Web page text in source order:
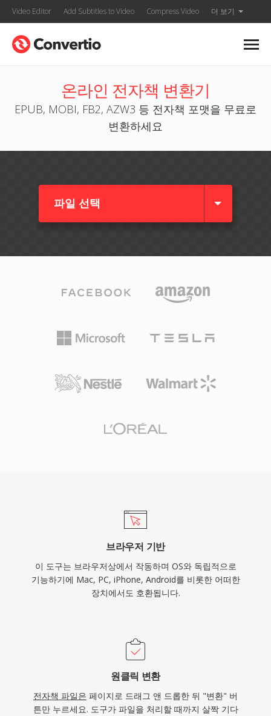
Video Editor Add Subtitles to Video Compress Video 더 보기
온라인 전자책 변환기
EPUB, MOBI, FB2, AZW3 등 전자책 포맷을 무료로
변환하세요
파일 선택
브라우저 기반
이 도구는 브라우저상에서 작동하며 OS와 독립적으로
기능하기에 Mac, PC, iPhone, Android를 비롯한 어떠한
장치에서도 호환됩니다.
원클릭 변환
전자책 파일은 페이지로 드래그 앤 드롭한 뒤 "변환" 버
튼만 누르세요. 도구가 파일을 처리할 때까지 살짝 기다